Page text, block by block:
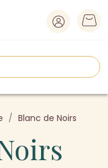
Blanc de Noirs